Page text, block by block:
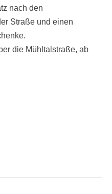
nach den
Straße und einen
die Mühltalstraße, ab